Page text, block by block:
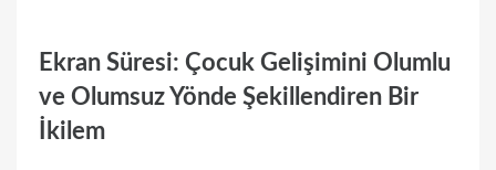
Ekran Süresi: Çocuk Gelişimini Olumlu
ve Olumsuz Yönde Şekillendiren Bir
İkilem